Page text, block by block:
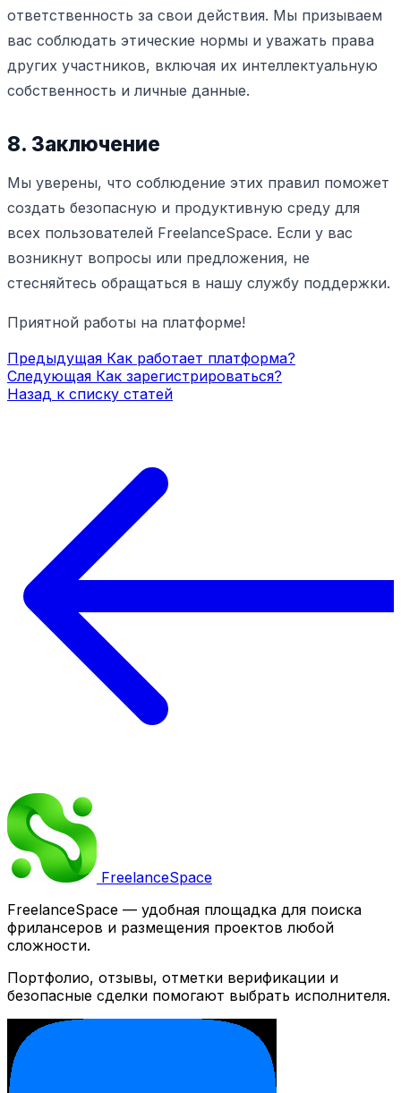
ответственность за свои действия. Мы призываем
вас соблюдать этические нормы и уважать права
других участников, включая их интеллектуальную
собственность и личные данные.
8. Заключение
Мы уверены, что соблюдение этих правил поможет
создать безопасную и продуктивную среду для
всех пользователей FreelanceSpace. Если у вас
возникнут вопросы или предложения, не
стесняйтесь обращаться в нашу службу поддержки.
Приятной работы на платформе!
Предыдущая Как работает платформа?
Следующая Как зарегистрироваться?
Назад к списку статей
FreelanceSpace
FreelanceSpace — удобная площадка для поиска
фрилансеров и размещения проектов любой
сложности.
Портфолио, отзывы, отметки верификации и
безопасные сделки помогают выбрать исполнителя.